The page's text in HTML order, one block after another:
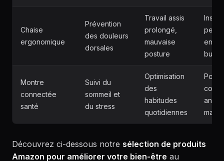
Chaise
ergonomique
Prévention
des douleurs
dorsales
Travail assis
prolongé,
mauvaise
posture
en
Montre
connectée
santé
Suivi du
sommeil et
du stress
Optimisation
des
habitudes
quotidiennes
Découvrez ci-dessous notre sélection de produits
Amazon pour améliorer votre bien-être au